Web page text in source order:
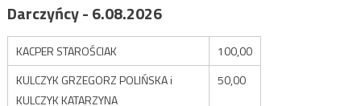
Darczyńcy - 6.08.2026
KACPER STAROŚCIAK
100,00
KULCZYK GRZEGORZ POLIŃSKA i
KULCZYK KATARZYNA
50,00